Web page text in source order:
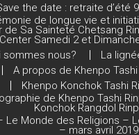
the date : retraite d’été
de longue vie et
de Sa Sainteté Chetsang
Center Samedi 2 et
sommes nous?
La
A propos de Khenpo
Khenpo Konchok Tashi
de Khenpo Tashi
Konchok Rangdol
Le Monde des Religions –
– mars avril 2019